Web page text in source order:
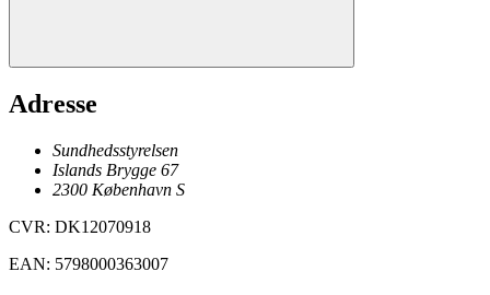
Adresse
Sundhedsstyrelsen
Islands Brygge 67
2300 København S
CVR: DK12070918
EAN: 5798000363007